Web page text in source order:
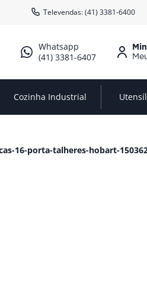
Televendas: (41) 3381-6400
(41) 3381-6407
Cozinha Industrial
16-porta-talheres-hobart-